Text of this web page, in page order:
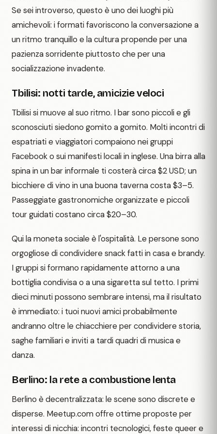
Se sei introverso, questo è uno dei luoghi più
amichevoli: i formati favoriscono la conversazione a
un ritmo tranquillo e la cultura propende per una
pazienza sorridente piuttosto che per una
socializzazione invadente.
Tbilisi: notti tarde, amicizie veloci
Tbilisi si muove al suo ritmo. I bar sono piccoli e gli
sconosciuti siedono gomito a gomito. Molti incontri di
espatriati e viaggiatori compaiono nei gruppi
Facebook o sui manifesti locali in inglese. Una birra alla
spina in un bar informale ti costerà circa $2 USD; un
bicchiere di vino in una buona taverna costa $3–5.
Passeggiate gastronomiche organizzate e piccoli
tour guidati costano circa $20–30.
Qui la moneta sociale è l'ospitalità. Le persone sono
orgogliose di condividere snack fatti in casa e brandy.
I gruppi si formano rapidamente attorno a una
bottiglia condivisa o a una sigaretta sul tetto. I primi
dieci minuti possono sembrare intensi, ma il risultato
è immediato: i tuoi nuovi amici probabilmente
andranno oltre le chiacchiere per condividere storia,
saghe familiari e inviti a tardi quadri di musica e
danza.
Berlino: la rete a combustione lenta
Berlino è decentralizzata: le scene sono discrete e
disperse. Meetup.com offre ottime proposte per
interessi di nicchia: incontri tecnologici, feste queer e